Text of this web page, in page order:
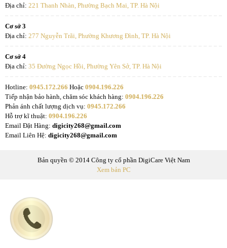
Địa chỉ: 221 Thanh Nhàn, Phường Bạch Mai, TP. Hà Nội
Cơ sở 3
Địa chỉ: 277 Nguyễn Trãi, Phường Khương Đình, TP. Hà Nội
Cơ sở 4
Địa chỉ: 35 Đường Ngọc Hồi, Phường Yên Sở, TP. Hà Nội
Hotline: 0945.172.266 Hoặc 0904.196.226
Tiếp nhận bảo hành, chăm sóc khách hàng: 0904.196.226
Phản ánh chất lượng dịch vụ: 0945.172.266
Hỗ trợ kĩ thuật: 0904.196.226
Email Đặt Hàng: digicity268@gmail.com
Email Liên Hệ: digicity268@gmail.com
Bản quyền © 2014 Công ty cổ phần DigiCare Việt Nam
Xem bản PC